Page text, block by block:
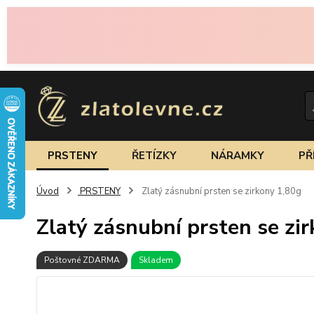
PRSTENY ŘETÍZKY NÁRAMKY
Úvod PRSTENY Zlatý zásnubní prsten se zirkony 1,80g
Zlatý zásnubní prsten se
Poštovné ZDARMA Skladem